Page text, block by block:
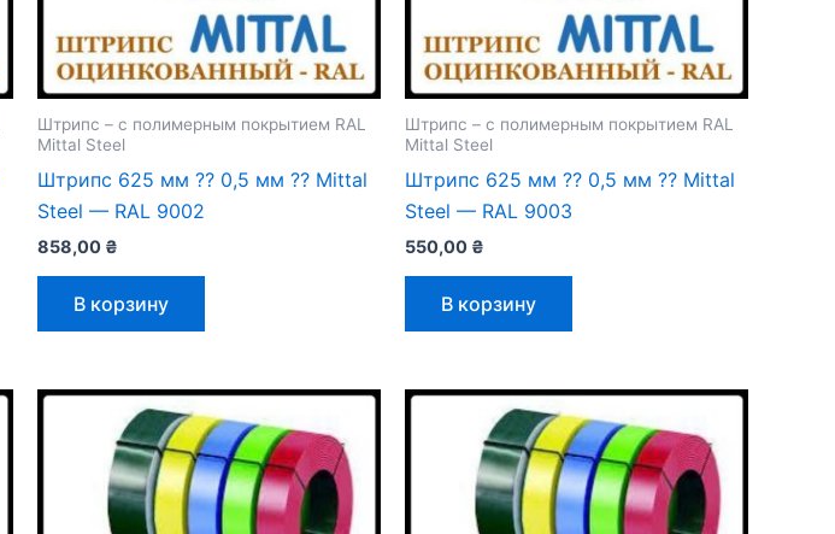
Штрипс – с полимерным покрытием RAL
Mittal Steel
Штрипс 625 мм ⁇ 0,5 мм ⁇ Mittal
Steel — RAL 9002
858,00 ₴
В корзину
Штрипс – с полимерным покрытием RAL
Mittal Steel
Штрипс 625 мм ⁇ 0,5 мм ⁇ Mittal
Steel — RAL 9003
550,00 ₴
В корзину